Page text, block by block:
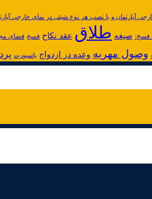
خارجی آپارتمان و یا نصب هر نوع شیئی در نمای خارجی
فسخ: صیغه طلاق عقد نکاح فسخ فضای
وصول مهریه وعده در ازدواج پاسپورت